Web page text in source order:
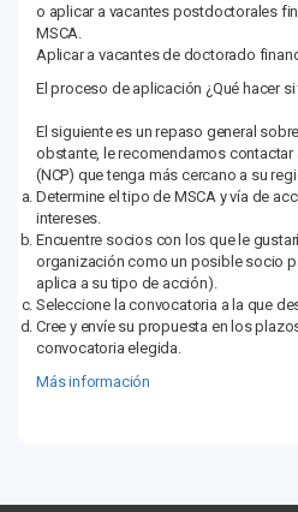
o aplicar a vacantes postdoctorales
MSCA.
Aplicar a vacantes de doctorado
El proceso de aplicación ¿Qué hacer
El siguiente es un repaso general
obstante, le recomendamos
(NCP) que tenga más cercano a su
Determine el tipo de MSCA y vía de
intereses.
Encuentre socios con los que le
organización como un posible socio
aplica a su tipo de acción).
Seleccione la convocatoria a la que
Cree y envíe su propuesta en los
convocatoria elegida.
Más información